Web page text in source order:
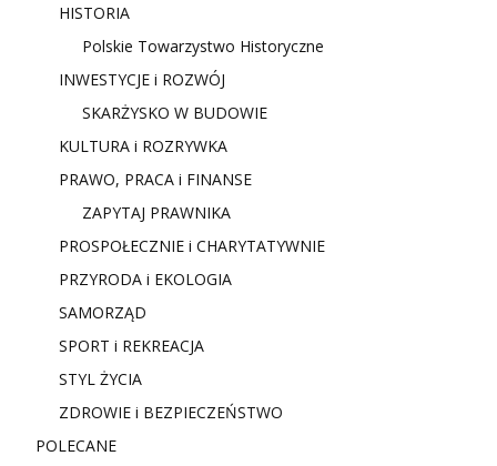
HISTORIA
Polskie Towarzystwo Historyczne
INWESTYCJE i ROZWÓJ
SKARŻYSKO W BUDOWIE
KULTURA i ROZRYWKA
PRAWO, PRACA i FINANSE
ZAPYTAJ PRAWNIKA
PROSPOŁECZNIE i CHARYTATYWNIE
PRZYRODA i EKOLOGIA
SAMORZĄD
SPORT i REKREACJA
STYL ŻYCIA
ZDROWIE i BEZPIECZEŃSTWO
POLECANE